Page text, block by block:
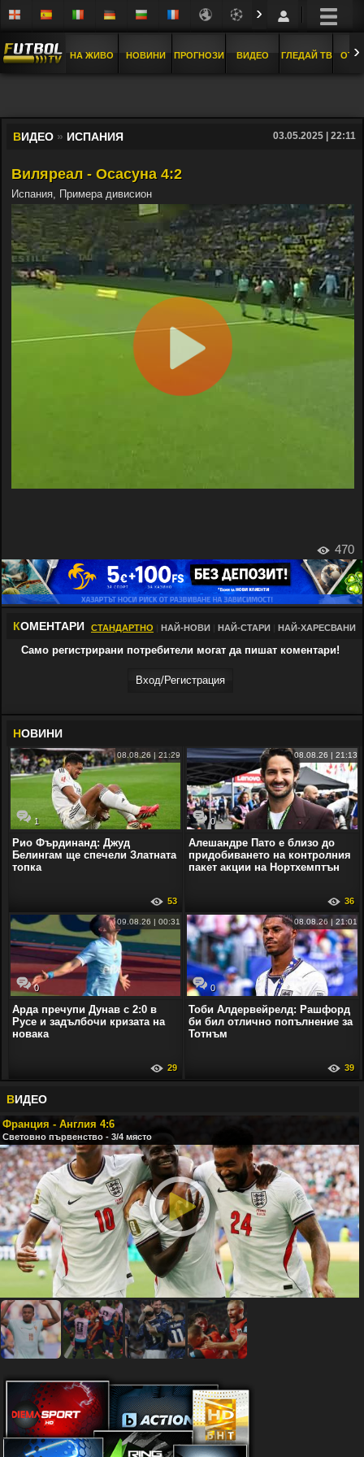
›
НА ЖИВО НОВИНИ ПРОГНОЗИ ВИДЕО ГЛЕДАЙ ТВ ›
ВИДЕО » ИСПАНИЯ 03.05.2025 | 22:11
Виляреал - Осасуна 4:2
Испания, Примера дивисион
470
КОМЕНТАРИ СТАНДАРТНО НАЙ-НОВИ НАЙ-СТАРИ НАЙ-ХАРЕСВАНИ
Само регистрирани потребители могат да пишат коментари!
Вход/Регистрaция
НОВИНИ
1
08.08.26 | 21:29
Рио Фърдинанд: Джуд
Белингам ще спечели Златната
топка
53
0
08.08.26 | 21:13
Алешандре Пато е близо до
придобиването на контролния
пакет акции на Нортхемптън
36
0
09.08.26 | 00:31
Арда пречупи Дунав с 2:0 в
Русе и задълбочи кризата на
новака
29
0
08.08.26 | 21:01
Тоби Алдервейрелд: Рашфорд
би бил отлично попълнение за
Тотнъм
39
ВИДЕО
Франция - Англия 4:6
Световно първенство - 3/4 място